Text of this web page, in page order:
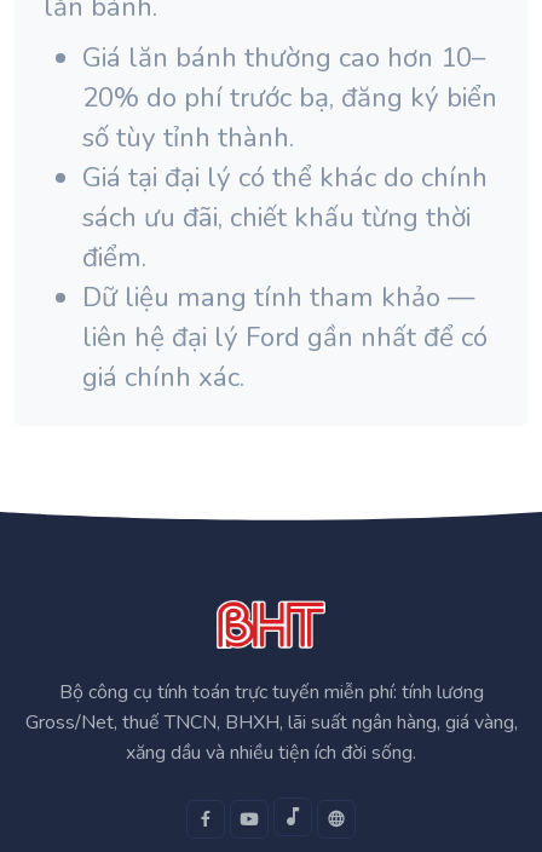
Giá lăn bánh thường cao hơn 10–
20% do phí trước bạ, đăng ký biển
số tùy tỉnh thành.
Giá tại đại lý có thể khác do chính
sách ưu đãi, chiết khấu từng thời
điểm.
Dữ liệu mang tính tham khảo —
liên hệ đại lý Ford gần nhất để có
giá chính xác.
Bộ công cụ tính toán trực tuyến miễn phí: tính lương
Gross/Net, thuế TNCN, BHXH, lãi suất ngân hàng, giá vàng,
xăng dầu và nhiều tiện ích đời sống.